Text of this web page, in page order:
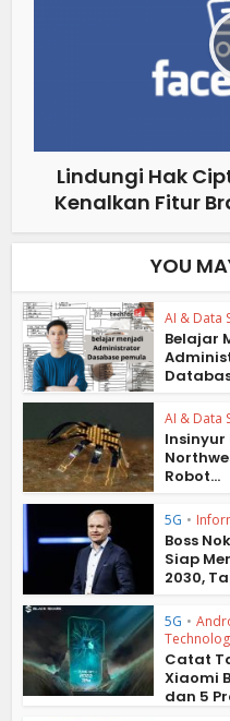
Lindungi Hak
Kenalkan Fitur
YOU
AI & Data
Belajar
AI & Data
Insinyur
Robot...
5G •
Boss
Siap
2030,
5G •
Catat
Xiaomi
dan 5